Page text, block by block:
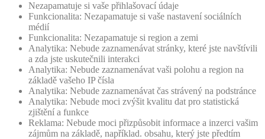
Nezapamatuje si vaše přihlašovací údaje
Funkcionalita: Nezapamatuje si vaše nastavení sociálních
médií
Funkcionalita: Nezapamatuje si region a zemi
Analytika: Nebude zaznamenávat stránky, které jste navštívili
a zda jste uskutečnili interakci
Analytika: Nebude zaznamenávat vaši polohu a region na
základě vašeho IP čísla
Analytika: Nebude zaznamenávat čas strávený na podstránce
Analytika: Nebude moci zvýšit kvalitu dat pro statistická
zjištění a funkce
Reklama: Nebude moci přizpůsobit informace a inzerci vašim
zájmům na základě, například. obsahu, který jste předtím